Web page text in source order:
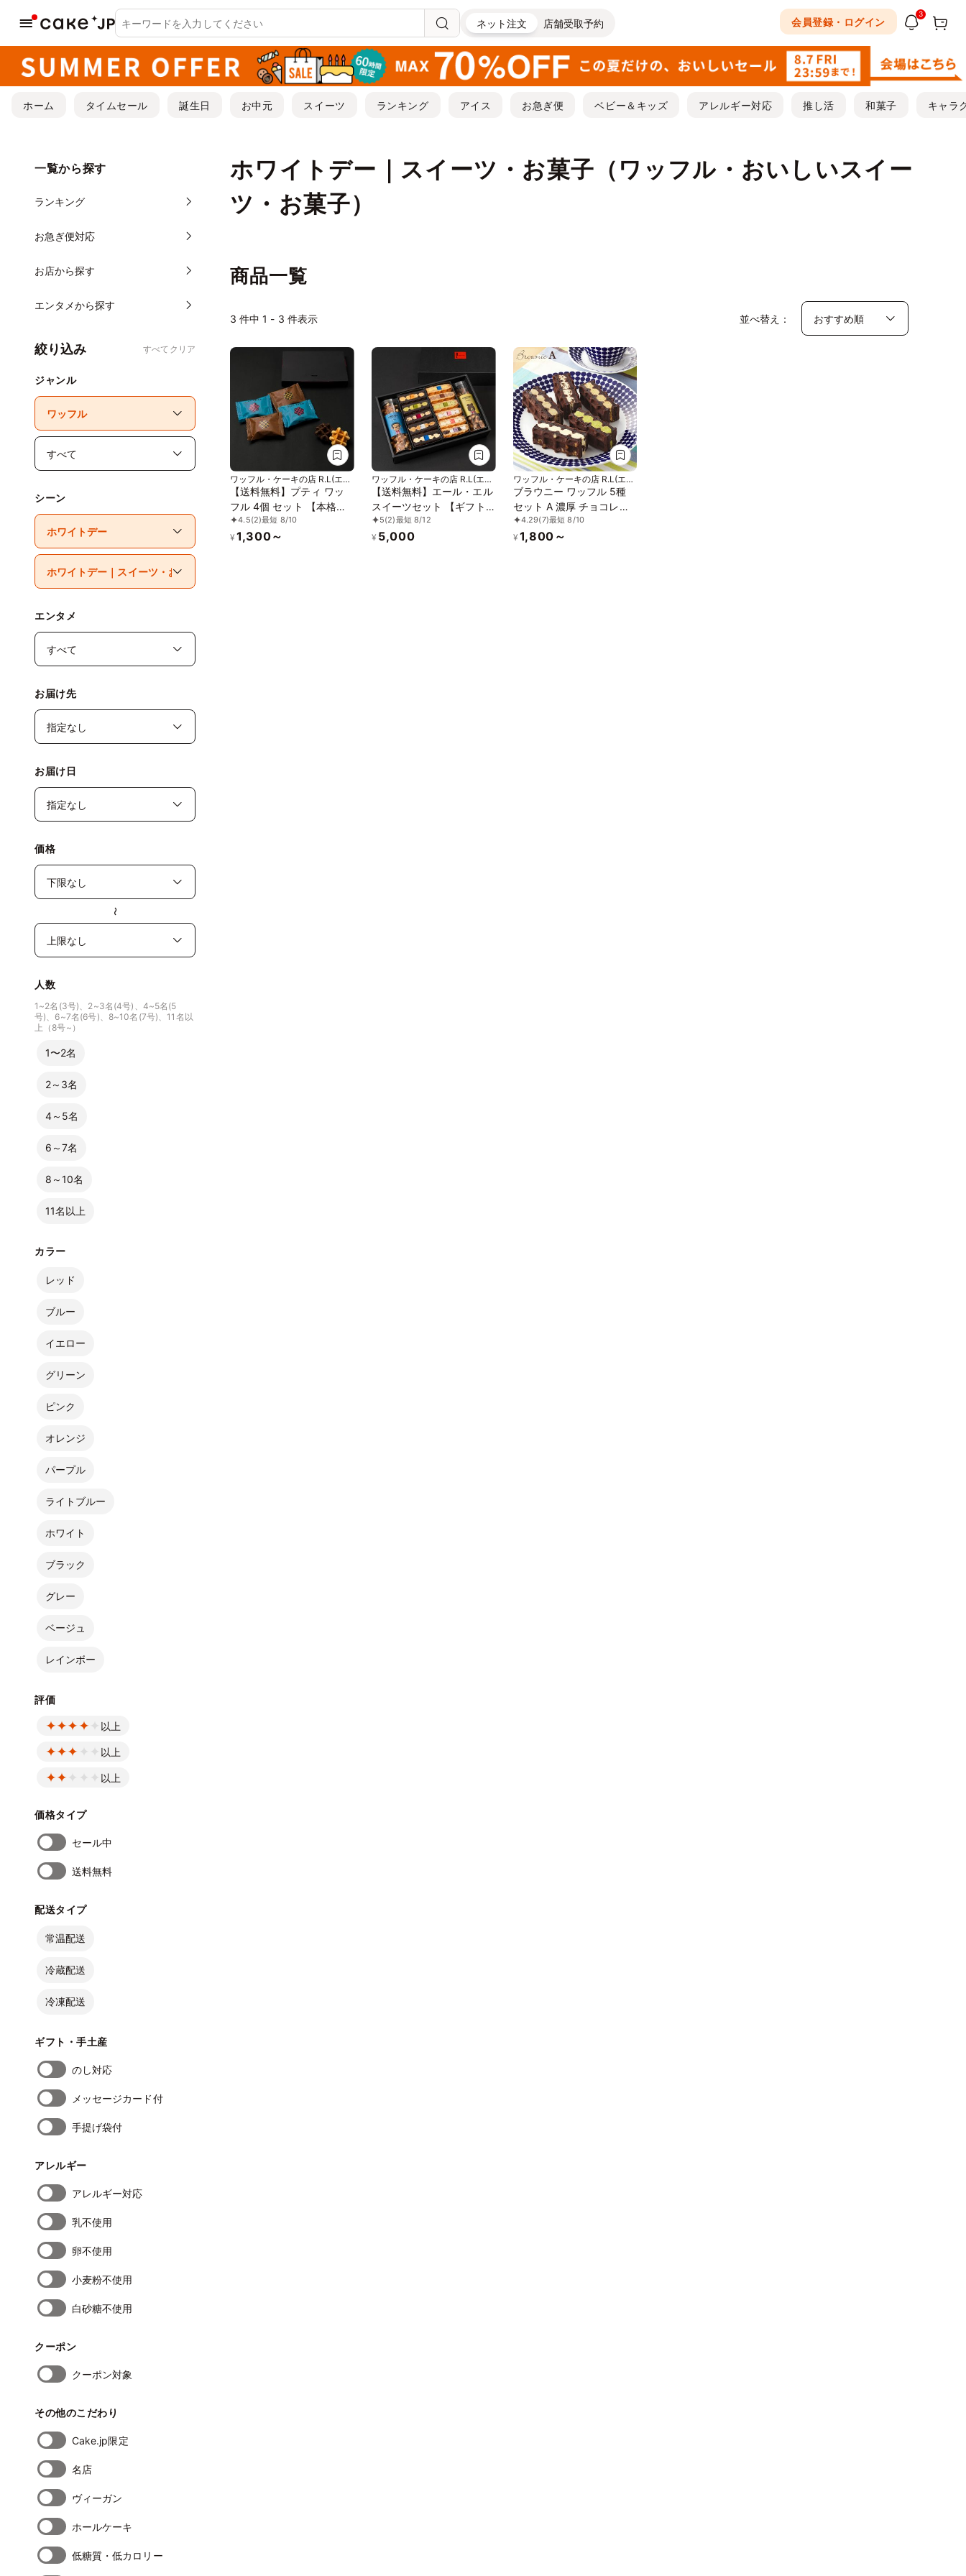
ネット注文 店舗受取予約 会員登録・ログイン
3
ホーム タイムセール 誕生日 お中元 スイーツ ランキング アイス お急ぎ便 ベビー＆キッズ アレルギー対応 推し活 和菓子 キャラ
ホワイトデー｜スイーツ・お菓子（ワッフル・おいしいスイー
ツ・お菓子）
一覧から探す
ランキング
お急ぎ便対応
お店から探す
エンタメから探す
絞り込み すべてクリア
ジャンル
シーン
エンタメ
お届け先
お届け日
価格
〜
人数
1~2名(3号)、2~3名(4号)、4~5名(5
号)、6~7名(6号)、8~10名(7号)、11名以
上（8号~）
1〜2名
2～3名
4～5名
6～7名
8～10名
11名以上
カラー
レッド
ブルー
イエロー
グリーン
ピンク
オレンジ
パープル
ライトブルー
ホワイト
ブラック
グレー
ベージュ
レインボー
評価
以上
以上
以上
価格タイプ
セール中
送料無料
配送タイプ
常温配送
冷蔵配送
冷凍配送
ギフト・手土産
のし対応
メッセージカード付
手提げ袋付
アレルギー
アレルギー対応
乳不使用
卵不使用
小麦粉不使用
白砂糖不使用
クーポン
クーポン対象
その他のこだわり
Cake.jp限定
名店
ヴィーガン
ホールケーキ
低糖質・低カロリー
商品一覧
3 件中 1 - 3 件表示 並べ替え：
ワッフル・ケーキの店 R.L(エー
ル・エル)
【送料無料】プティ ワッ
フル 4個 セット 【本格リ
エージュワッフル】
4.5(2)最短 8/10
¥ 1,300～
ワッフル・ケーキの店 R.L(エー
ル・エル)
【送料無料】エール・エル
スイーツセット 【ギフト
に◎】
5(2)最短 8/12
¥ 5,000
ワッフル・ケーキの店 R.L(エー
ル・エル)
ブラウニー ワッフル 5種
セット A 濃厚 チョコレー
ト4.29(7)最短 8/10
¥ 1,800～